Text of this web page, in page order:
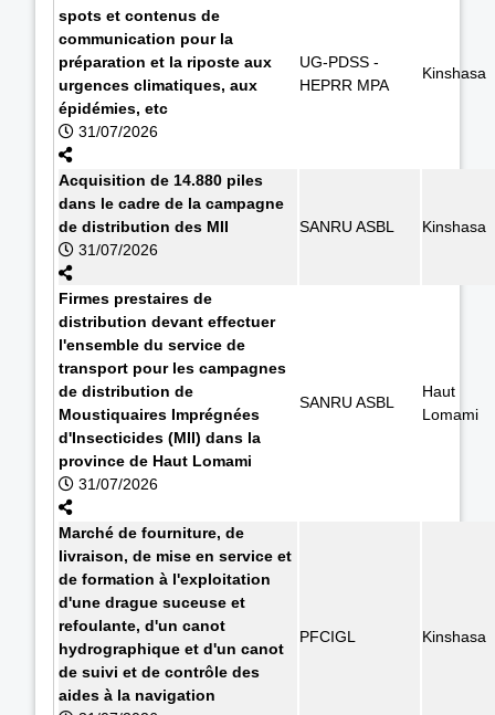
spots et contenus de
communication pour la
préparation et la riposte aux
urgences climatiques, aux
épidémies, etc
31/07/2026
UG-PDSS -
HEPRR MPA
Kinshasa
Acquisition de 14.880 piles
dans le cadre de la campagne
de distribution des MII
31/07/2026
SANRU ASBL Kinshasa
Firmes prestaires de
distribution devant effectuer
l'ensemble du service de
transport pour les campagnes
de distribution de
Moustiquaires Imprégnées
d'Insecticides (MII) dans la
province de Haut Lomami
31/07/2026
SANRU ASBL
Haut
Lomami
Marché de fourniture, de
livraison, de mise en service et
de formation à l'exploitation
d'une drague suceuse et
refoulante, d'un canot
hydrographique et d'un canot
de suivi et de contrôle des
aides à la navigation
PFCIGL Kinshasa